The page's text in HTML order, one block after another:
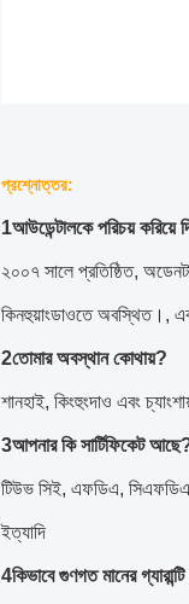
প্রশ্নোত্তর:
1আউডেন্টালকে পরিচয় করিয়ে
২০০৭ সালে প্রতিষ্ঠিত,
কিনহুয়াংডাওতে অবস্থিত।,
2তোমার অবস্থান কোথায়?
শানহাই, কিংহুংদাও এবং
3আপনার কি সার্টিফিকেট
টিউভ সিই, এফডিএ,
ইত্যাদি
4কিভাবে গুণগত মানের